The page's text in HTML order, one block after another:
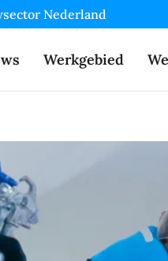
Nederland
Werkgebied